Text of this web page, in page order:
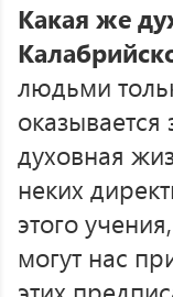
Какая же
людьми
духовная
неких
этого
могут нас